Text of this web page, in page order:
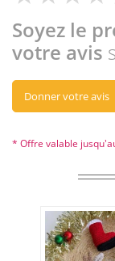
Soyez le
votre avis
Donner votre avis
* Offre valable